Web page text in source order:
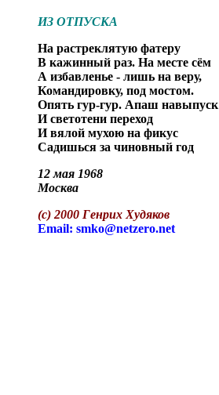
ИЗ ОТПУСКА
На растреклятую фатеру
В кажинный раз. На месте сём
А избавленье - лишь на веру,
Командировку, под мостом.
Опять гур-гур. Апаш навыпуск
И светотени переход
И вялой мухою на фикус
Садишься за чиновный год
12 мая 1968
Москва
(с) 2000 Генрих Худяков
Email: smko@netzero.net